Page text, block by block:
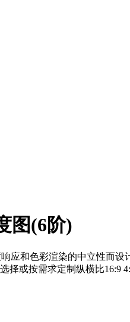
图(6阶)
应和色彩渲染的中立性而
择或按需求定制纵横比16:9